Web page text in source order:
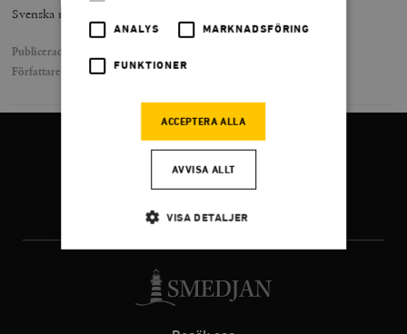
Svenska medborgarskap har utfärdats alltför lättvindigt.
Publicerad
Författare
Fredrik Kärrholm
FÖLJ OSS
Facebook Twitter
ANALYS MARKNADSFÖRING
FUNKTIONER
ACCEPTERA ALLA
AVVISA ALLT
VISA DETALJER
Strikt nödvändigt Analys